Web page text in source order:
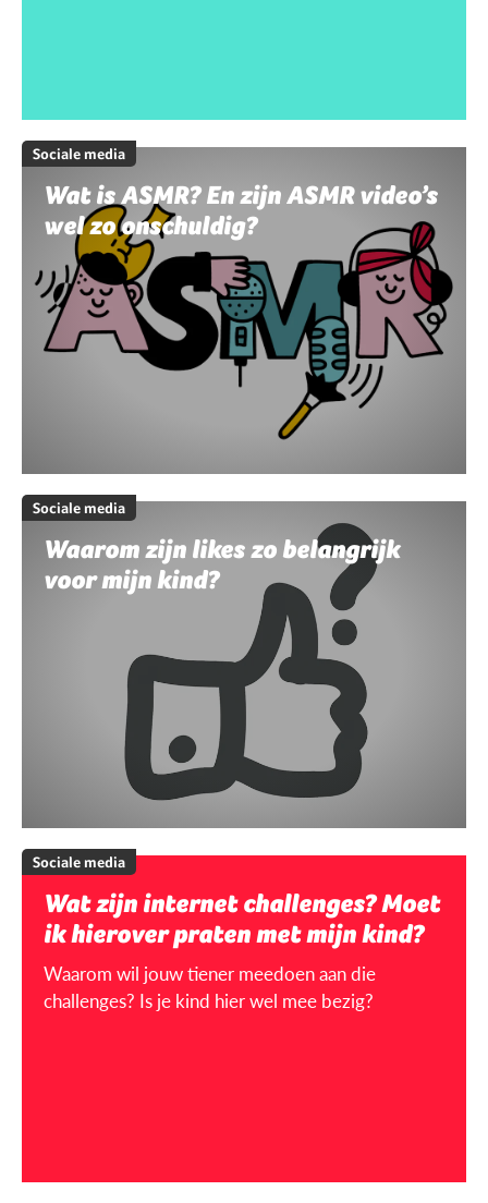
Sociale media
Wat is ASMR? En zijn ASMR video’s
wel zo onschuldig?
Sociale media
Waarom zijn likes zo belangrijk
voor mijn kind?
Sociale media
Wat zijn internet challenges? Moet
ik hierover praten met mijn kind?
Waarom wil jouw tiener meedoen aan die
challenges? Is je kind hier wel mee bezig?